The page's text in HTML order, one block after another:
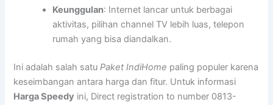
Keunggulan: Internet lancar untuk berbagai
aktivitas, pilihan channel TV lebih luas, telepon
rumah yang bisa diandalkan.
Ini adalah salah satuPaket IndiHome paling populer karena
keseimbangan antara harga dan fitur. Untuk informasi
Harga Speedy ini, Direct registration to number 0813-